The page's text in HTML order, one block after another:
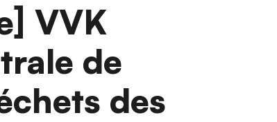
VVK
de
des